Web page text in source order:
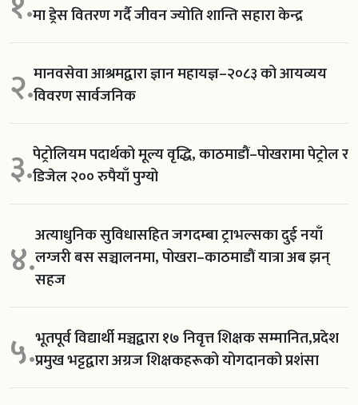
मा ड्रेस वितरण गर्दै जीवन ज्योति शान्ति सहारा केन्द्र
२.मानवसेवा आश्रमद्वारा ज्ञान महायज्ञ–२०८३ को आयव्यय
विवरण सार्वजनिक
३.पेट्रोलियम पदार्थको मूल्य वृद्धि, काठमाडौं–पोखरामा पेट्रोल र
डिजेल २०० रुपैयाँ पुग्यो
४.अत्याधुनिक सुविधासहित जगदम्बा ट्राभल्सका दुई नयाँ
लग्जरी बस सञ्चालनमा, पोखरा–काठमाडौं यात्रा अब झन्
सहज
५.भूतपूर्व विद्यार्थी मञ्चद्वारा १७ निवृत्त शिक्षक सम्मानित,प्रदेश
प्रमुख भट्टद्वारा अग्रज शिक्षकहरूको योगदानको प्रशंसा